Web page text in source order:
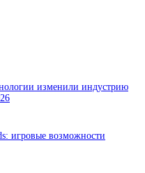
изменили индустрию
игровые возможности